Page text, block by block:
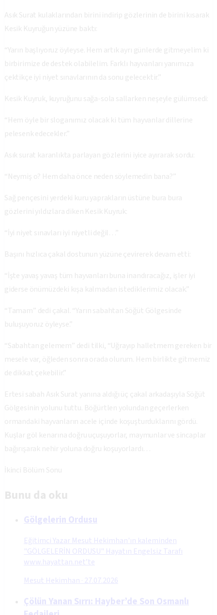
Asık Surat kulaklarından birini indirip gözlerinin de birini kısarak
Kesik Kuyruğun yüzüne baktı:
“Yarın başlıyoruz öyleyse. Hem artık ayrı günlerde gitmeyelim ki
birbirimize de destek olabilelim. Farklı hayvanları yanımıza
çektikçe iyi niyet sınavlarının da sonu gelecektir.”
Kesik Kuyruk, kuyruğunu sağa-sola sallarken neşeyle gülümsedi:
“Hem öyle bir sloganımız olacak ki tüm hayvanlar dillerine
pelesenk edecekler.”
Asık surat karanlıkta parlayan gözlerini iyice ayırarak sordu:
“Neymiş o? Hem daha önce neden söylemedin bana?”
Sağ pençesini yerdeki kuru yaprakların üstüne bura bura
gözlerini yıldızlara diken Kesik Kuyruk:
“İyi niyet sınavları iyi niyetli değil…”
Başını hızlıca çakal dostunun yüzüne çevirerek devam etti:
“İşte yavaş yavaş tüm hayvanları buna inandıracağız, işler iyi
giderse önümüzdeki kışa kalmadan istediklerimiz olacak.”
“Tamam” dedi çakal. “Yarın sabahtan Söğüt Gölgesinde
buluşuyoruz öyleyse.”
“Sabahtan gelemem” dedi tilki, “Uğrayıp halletmem gereken bir
mesele var, öğleden sonra orada olurum. Hem birlikte gitmemiz
de dikkat çekebilir.”
Ertesi sabah Asık Surat yanına aldığı üç çakal arkadaşıyla Söğüt
Gölgesinin yolunu tuttu. Böğürtlen yolundan geçerlerken
ormandaki hayvanların acele içinde koşuşturduklarını gördü.
Kuşlar göl kenarına doğru uçuşuyorlar, maymunlar ve sincaplar
bağırışarak nehir yoluna doğru koşuyorlardı…
İkinci Bölüm Sonu
Bunu da oku
Gölgelerin Ordusu
Eğitimci Yazar Mesut Hekimhan'ın kaleminden
"GÖLGELERİN ORDUSU" Hayatın Engelsiz Tarafı
www.hayattan.net’te
Mesut Hekimhan · 27.07.2026
Çölün Yanan Sırrı: Hayber’de Son Osmanlı